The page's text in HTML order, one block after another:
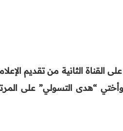
ونجوم” على القناة الثانية من تقديم
“هدى التسولي” على